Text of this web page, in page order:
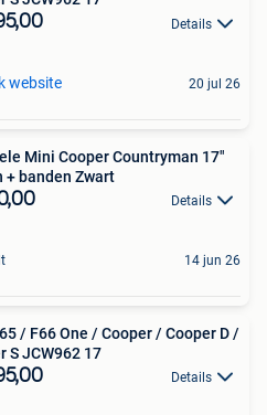
Details
website 20 jul 26
Mini Cooper Countryman 17"
+ banden Zwart
Details
14 jun 26
/ F66 One / Cooper / Cooper D /
S JCW962 17
Details